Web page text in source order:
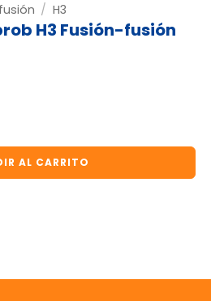
/ H3
H3 Fusión-fusión
Fusión-fusión c/c 1" Saladillo
AL CARRITO